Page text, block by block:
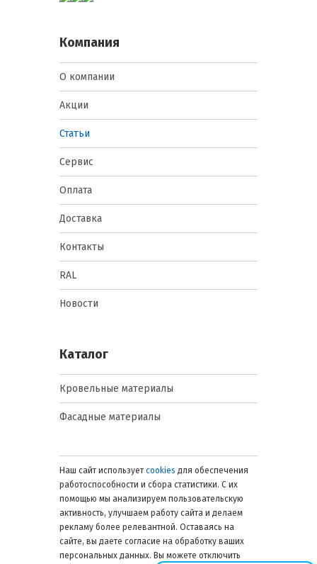
Компания
О компании
Акции
Статьи
Сервис
Оплата
Доставка
Контакты
RAL
Новости
Каталог
Кровельные материалы
Фасадные материалы
Наш сайт использует cookies для обеспечения
работоспособности и сбора статистики. С их
помощью мы анализируем пользовательскую
активность, улучшаем работу сайта и делаем
рекламу более релевантной. Оставаясь на
сайте, вы даете согласие на обработку ваших
персональных данных. Вы можете отключить